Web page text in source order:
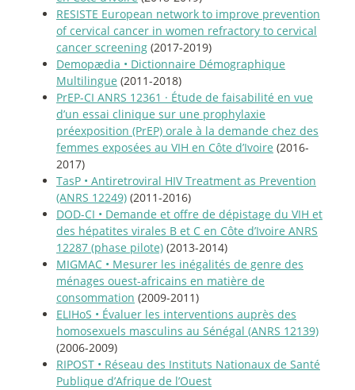
RESISTE European network to improve prevention
of cervical cancer in women refractory to cervical
cancer screening (2017-2019)
Demopædia • Dictionnaire Démographique
Multilingue (2011-2018)
PrEP-CI ANRS 12361 · Étude de faisabilité en vue
d’un essai clinique sur une prophylaxie
préexposition (PrEP) orale à la demande chez des
femmes exposées au VIH en Côte d’Ivoire (2016-
2017)
TasP • Antiretroviral HIV Treatment as Prevention
(ANRS 12249) (2011-2016)
DOD-CI • Demande et offre de dépistage du VIH et
des hépatites virales B et C en Côte d’Ivoire ANRS
12287 (phase pilote) (2013-2014)
MIGMAC • Mesurer les inégalités de genre des
ménages ouest-africains en matière de
consommation (2009-2011)
ELIHoS • Évaluer les interventions auprès des
homosexuels masculins au Sénégal (ANRS 12139)
(2006-2009)
RIPOST • Réseau des Instituts Nationaux de Santé
Publique d’Afrique de l’Ouest